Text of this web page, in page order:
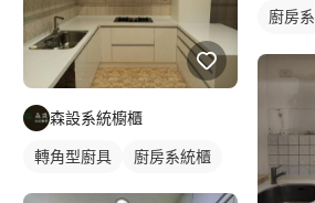
森設系統櫥櫃
轉角型廚具 廚房系統櫃
廚房